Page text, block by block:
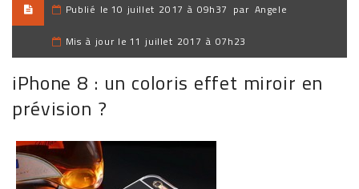
Publié le 10 juillet 2017 à 09h37 par Angele
Mis à jour le 11 juillet 2017 à 07h23
iPhone 8 : un coloris effet miroir en
prévision ?